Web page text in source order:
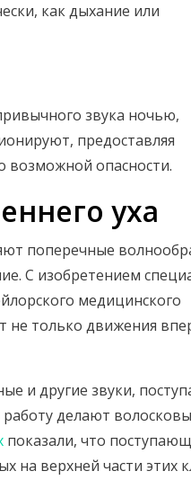
как дыхание или
звука ночью,
предоставляя
опасности.
уха
поперечные
С изобретением
медицинского
не только движения
и другие звуки,
делают
показали, что
на верхней части этих